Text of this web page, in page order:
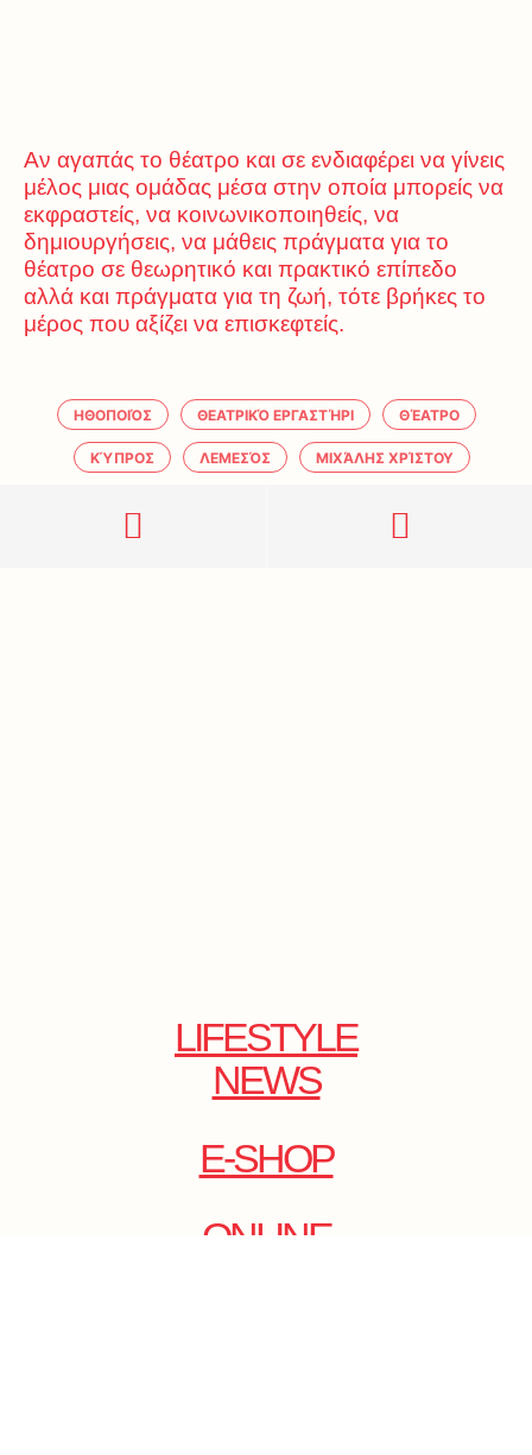
Αν αγαπάς το θέατρο και σε ενδιαφέρει να γίνεις
μέλος μιας ομάδας μέσα στην οποία μπορείς να
εκφραστείς, να κοινωνικοποιηθείς, να
δημιουργήσεις, να μάθεις πράγματα για το
θέατρο σε θεωρητικό και πρακτικό επίπεδο
αλλά και πράγματα για τη ζωή, τότε βρήκες το
μέρος που αξίζει να επισκεφτείς.
ΗΘΟΠΟΙΌΣ ΘΕΑΤΡΙΚΌ ΕΡΓΑΣΤΉΡΙ ΘΈΑΤΡΟ
ΚΎΠΡΟΣ ΛΕΜΕΣΌΣ ΜΙΧΆΛΗΣ ΧΡΊΣΤΟΥ
LIFESTYLE
NEWS
E-SHOP
ONLINE